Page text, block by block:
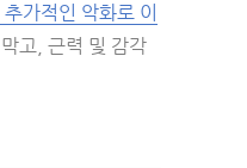
가적인 악화로 이
고, 근력 및 감각